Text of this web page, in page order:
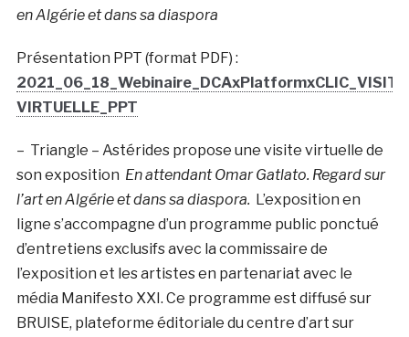
en Algérie et dans sa diaspora
Présentation PPT (format PDF) :
2021_06_18_Webinaire_DCAxPlatformxCLIC_VISITE
VIRTUELLE_PPT
– Triangle – Astérides propose une visite virtuelle de
son exposition En attendant Omar Gatlato. Regard sur
l’art en Algérie et dans sa diaspora. L’exposition en
ligne s’accompagne d’un programme public ponctué
d’entretiens exclusifs avec la commissaire de
l’exposition et les artistes en partenariat avec le
média Manifesto XXI. Ce programme est diffusé sur
BRUISE, plateforme éditoriale du centre d’art sur